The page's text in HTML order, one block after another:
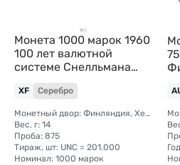
Монета 1000 марок 1960
100 лет валютной
системе Снелльмана
Финляндия
XF Серебро
Монетный двор: Финляндия, Хельсинки-Вантаа
Вес, г: 14
Проба: 875
Тираж, шт: UNC = 201.000
Номинал: 1000 марок